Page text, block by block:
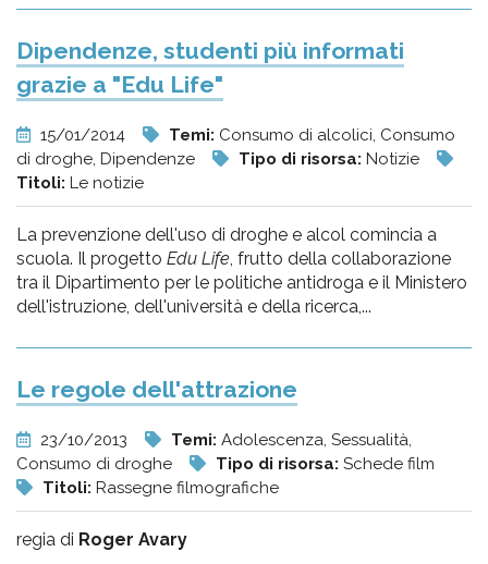
Dipendenze, studenti più informati
grazie a "Edu Life"
15/01/2014 Temi: Consumo di alcolici, Consumo
di droghe, Dipendenze
Tipo di risorsa: Notizie
Titoli: Le notizie
La prevenzione dell'uso di droghe e alcol comincia a
scuola. Il progetto Edu Life, frutto della collaborazione
tra il Dipartimento per le politiche antidroga e il Ministero
dell'istruzione, dell'università e della ricerca,...
Le regole dell'attrazione
23/10/2013 Temi: Adolescenza, Sessualità,
Consumo di droghe
Tipo di risorsa: Schede film
Titoli: Rassegne filmografiche
regia di Roger Avary